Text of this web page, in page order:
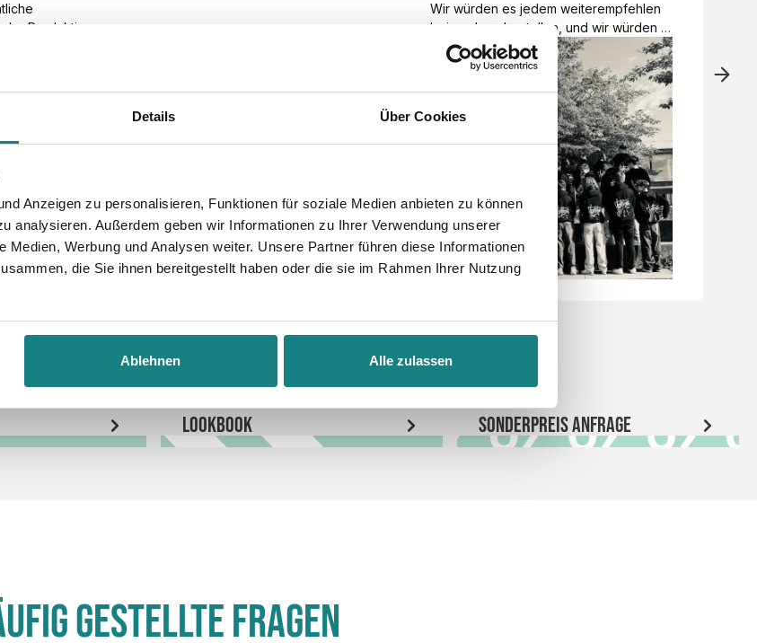
Details Über Cookies
Anzeigen zu personalisieren, Funktionen für soziale Medien anbieten zu können
analysieren. Außerdem geben wir Informationen zu Ihrer Verwendung unserer
Medien, Werbung und Analysen weiter. Unsere Partner führen diese Informationen
die Sie ihnen bereitgestellt haben oder die sie im Rahmen Ihrer Nutzung
Ablehnen Alle zulassen
Produktion
Wir würden es jedem weiterempfehlen
bei euch zu bestellen, und wir würden
es auch sofort nochmal tun!
Vielen Dank für alles 😊
LookBook Sonderpreis Anfrage
gestellte Fragen